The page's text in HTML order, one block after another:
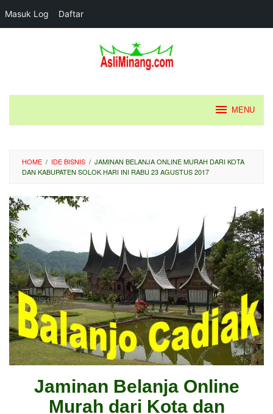
Masuk Log Daftar
MENU
HOME / IDE BISNIS / JAMINAN BELANJA ONLINE MURAH DARI KOTA
DAN KABUPATEN SOLOK HARI INI RABU 23 AGUSTUS 2017
Jaminan Belanja Online
Murah dari Kota dan